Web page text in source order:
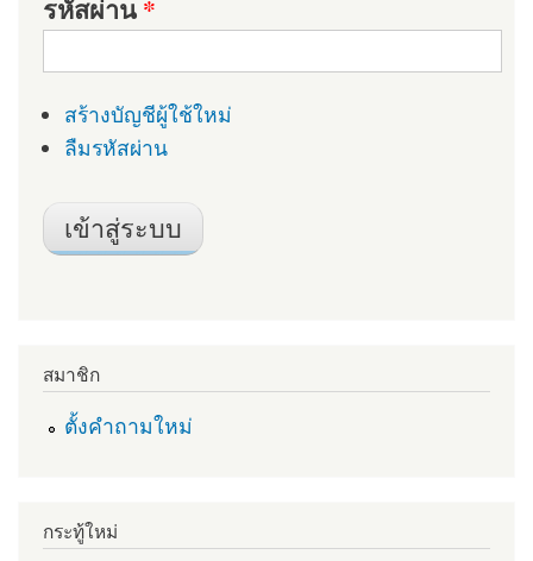
รหัสผ่าน*
สร้างบัญชีผู้ใช้ใหม่
ลืมรหัสผ่าน
สมาชิก
ตั้งคำถามใหม่
กระทู้ใหม่